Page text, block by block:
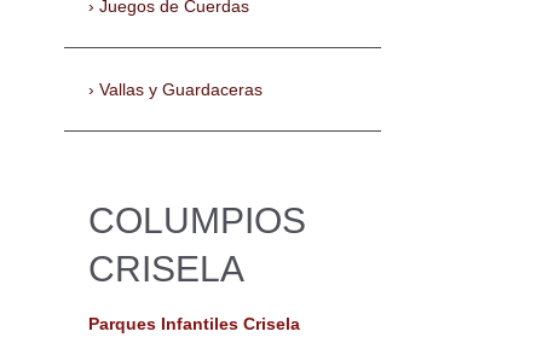
Juegos de Cuerdas
Vallas y Guardaceras
COLUMPIOS
CRISELA
Parques Infantiles Crisela